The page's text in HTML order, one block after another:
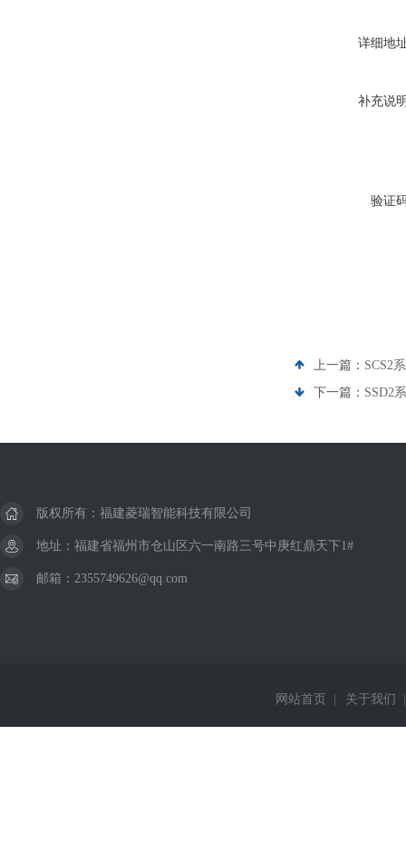
详细地
补充说
验证
上一篇： SCS2
下一篇： SSD2
版权所有：福建菱瑞智能科技有限公司
地址：福建省福州市仓山区六一南路三号中庚红鼎天下1#
邮箱：2355749626@qq.com
网站首页 关于我们